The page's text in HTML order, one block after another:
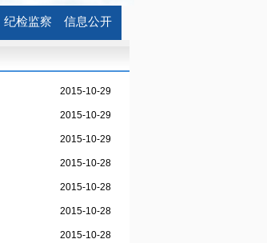
纪检监察 信息公开
2015-10-29
2015-10-29
2015-10-29
2015-10-28
2015-10-28
2015-10-28
2015-10-28